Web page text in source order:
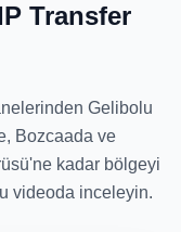
Transfer
Gelibolu
Bozcaada ve
kadar bölgeyi
videoda inceleyin.